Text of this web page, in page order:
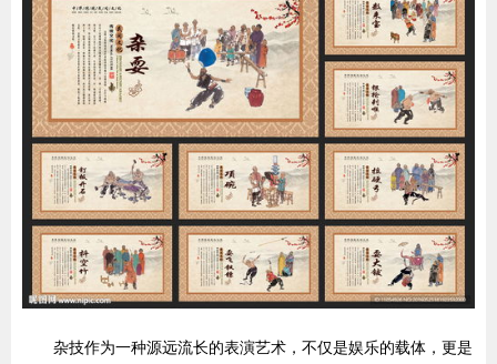
杂技作为一种源远流长的表演艺术，不仅是娱乐的载体，更是